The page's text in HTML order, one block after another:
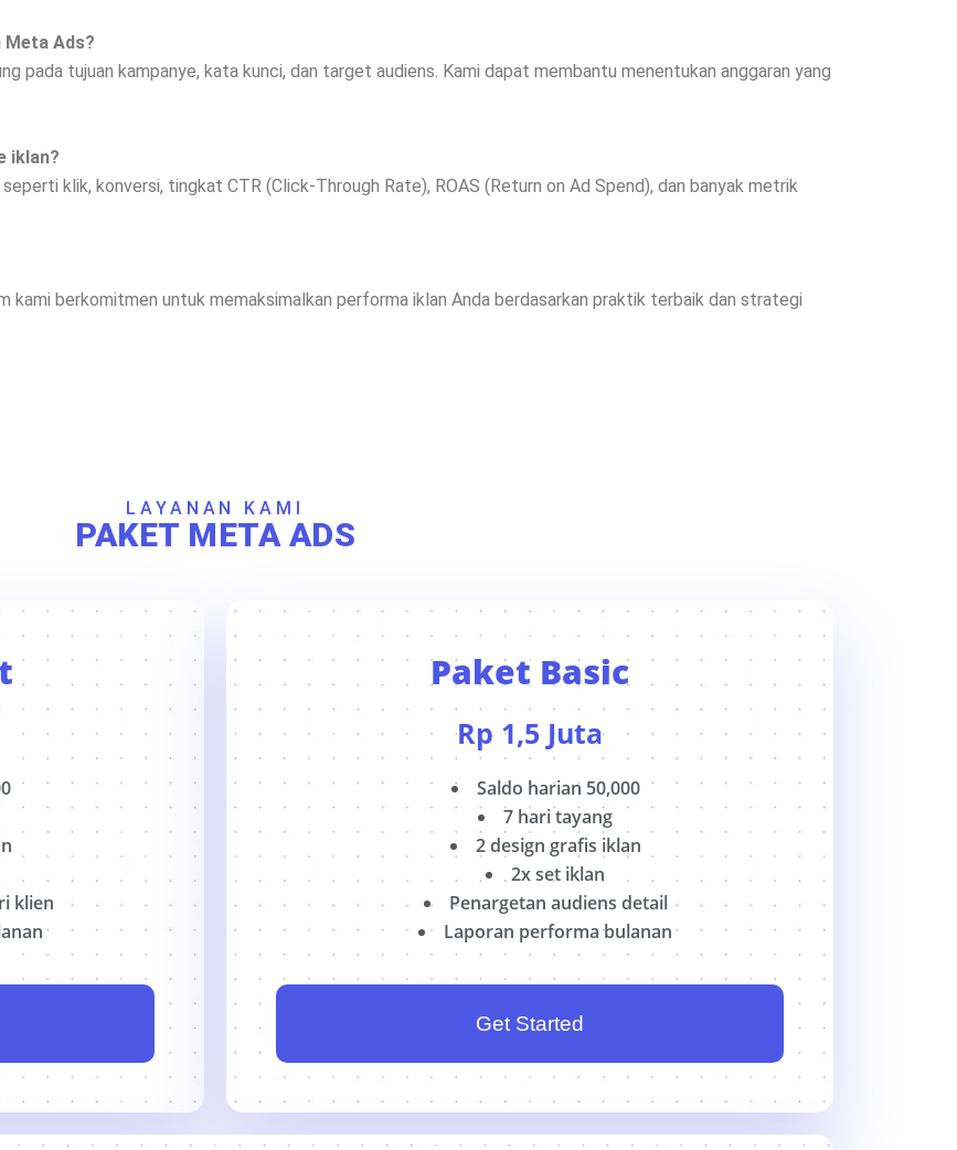
Meta Ads?
pada tujuan kampanye, kata kunci, dan target audiens. Kami dapat membantu menentukan anggaran yang
iklan?
klik, konversi, tingkat CTR (Click-Through Rate), ROAS (Return on Ad Spend), dan banyak metrik
kami berkomitmen untuk memaksimalkan performa iklan Anda berdasarkan praktik terbaik dan strategi
LAYANAN KAMI
PAKET META ADS
klien
Paket Basic
Rp 1,5 Juta
Saldo harian 50,000
7 hari tayang
2 design grafis iklan
2x set iklan
Penargetan audiens detail
Laporan performa bulanan
Get Started